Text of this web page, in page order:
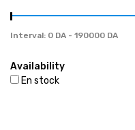
Interval:
Availability
En stock